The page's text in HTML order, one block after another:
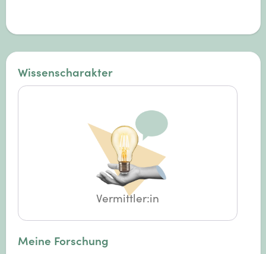
Wissenscharakter
Vermittler:in
Meine Forschung